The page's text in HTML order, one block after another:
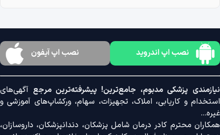
نصب اپ اندروید نصب اپ آیفون
نیازمندی پزشکی مدبوم، جامع‌ترین! پیشرفته‌ترین مرجع آگهی‌های
استخدام و کاریابی، املاک، تجهیزات، سهام، ورکشاپ‌های آموزشی و
غیره...
همکاران محترم کادر درمان شامل پزشکان، دندانپزشکان، داروسازان،